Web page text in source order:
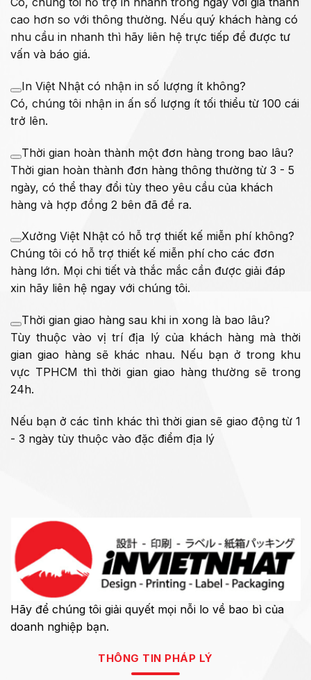
cao hơn so với thông thường. Nếu quý khách hàng có
nhu cầu in nhanh thì hãy liên hệ trực tiếp để được tư
vấn và báo giá.
In Việt Nhật có nhận in số lượng ít không?
Có, chúng tôi nhận in ấn số lượng ít tối thiểu từ 100 cái
trở lên.
Thời gian hoàn thành một đơn hàng trong bao lâu?
Thời gian hoàn thành đơn hàng thông thường từ 3 - 5
ngày, có thể thay đổi tùy theo yêu cầu của khách
hàng và hợp đồng 2 bên đã đề ra.
Xưởng Việt Nhật có hỗ trợ thiết kế miễn phí không?
Chúng tôi có hỗ trợ thiết kế miễn phí cho các đơn
hàng lớn. Mọi chi tiết và thắc mắc cần được giải đáp
xin hãy liên hệ ngay với chúng tôi.
Thời gian giao hàng sau khi in xong là bao lâu?
Tùy thuộc vào vị trí địa lý của khách hàng mà thời
gian giao hàng sẽ khác nhau. Nếu bạn ở trong khu
vực TPHCM thì thời gian giao hàng thường sẽ trong
24h.
Nếu bạn ở các tỉnh khác thì thời gian sẽ giao động từ 1
- 3 ngày tùy thuộc vào đặc điểm địa lý
Hãy để chúng tôi giải quyết mọi nỗi lo về bao bì của
doanh nghiệp bạn.
THÔNG TIN PHÁP LÝ